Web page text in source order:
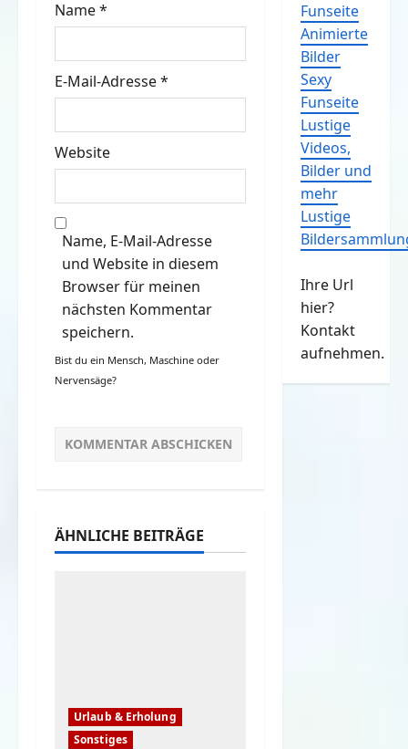
o
n
Name*
E-Mail-Adresse*
Website
Name, E-Mail-Adresse
und Website in diesem
Browser für meinen
nächsten Kommentar
speichern.
Bist du ein Mensch, Maschine oder
Nervensäge?
ÄHNLICHE BEITRÄGE
Urlaub & Erholung
Sonstiges
Funseite
Animierte
Bilder
Sexy
Funseite
Lustige
Videos,
Bilder und
mehr
Lustige
Ihre Url
hier?
Kontakt
aufnehmen.